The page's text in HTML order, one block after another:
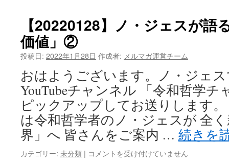
フ
は
ス
る
「ゼ
ロ
化
の
意
味
価
値」
③
は
【20220128】ノ・ジェスが語
価値」②
投稿日: 2022年1月28日 作成者: メルマガ運営チーム
おはようございます。ノ・ジェ
YouTubeチャンネル 「令和哲学
ピックアップしてお送りします
は令和哲学者のノ・ジェスが 全
界」へ 皆さんをご案内 … 続きを
カテゴリー: 未分類 | 【20220128】
コメントを受け付けていません